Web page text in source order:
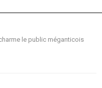
le public méganticois